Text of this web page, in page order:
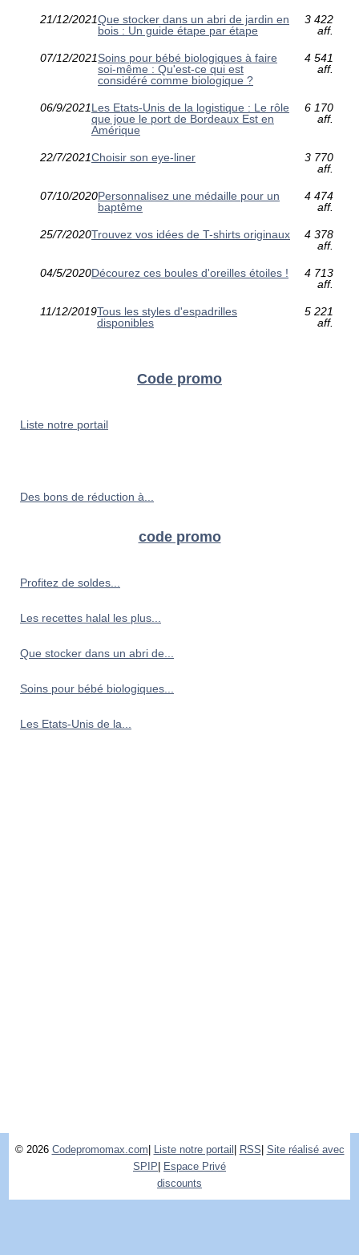
21/12/2021Que stocker dans un abri de jardin en
bois : Un guide étape par étape
3 422
aff.
07/12/2021Soins pour bébé biologiques à faire
soi-même : Qu'est-ce qui est
considéré comme biologique ?
4 541
aff.
06/9/2021Les Etats-Unis de la logistique : Le rôle
que joue le port de Bordeaux Est en
Amérique
6 170
aff.
22/7/2021Choisir son eye-liner
3 770
aff.
07/10/2020Personnalisez une médaille pour un
baptême
4 474
aff.
25/7/2020Trouvez vos idées de T-shirts originaux
4 378
aff.
04/5/2020Décourez ces boules d'oreilles étoiles !
4 713
aff.
11/12/2019Tous les styles d'espadrilles
disponibles
5 221
aff.
Code promo
Liste notre portail
Des bons de réduction à...
code promo
Profitez de soldes...
Les recettes halal les plus...
Que stocker dans un abri de...
Soins pour bébé biologiques...
Les Etats-Unis de la...
© 2026 Codepromomax.com Liste notre portail RSS Site réalisé avec
SPIP
Espace Privé
discounts